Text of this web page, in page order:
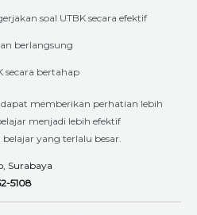
soal UTBK secara efektif
berlangsung
secara bertahap
memberikan perhatian lebih
menjadi lebih efektif
yang terlalu besar.
Surabaya
5108